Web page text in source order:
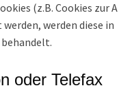
(z.B. Cookies zur A
werden diese in
oder Telefax